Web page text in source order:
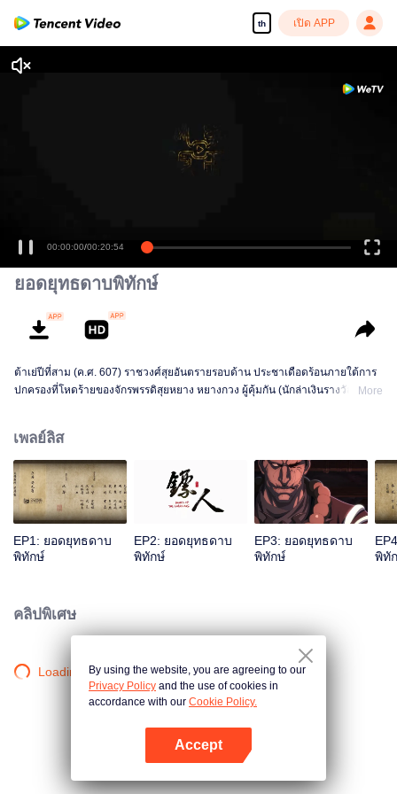
th เปิด APP
00:00:00/00:20:54
ยอดยุทธดาบพิทักษ์
ต้าเย่ปีที่สาม (ค.ศ. 607) ราชวงศ์สุยอันตรายรอบด้าน ประชาเดือดร้อนภายใต้การ
ปกครองที่โหดร้ายของจักรพรรดิสุยหยาง หยางกวง ผู้คุ้มกัน (นักล่าเงินรางวัล) “เตา
มุ่งล้มล้างราชวงศ์สุย เพื่อกำจัดจือซื่อหลาง ราชสำนักจงหยวนทำข้อตกลงกับห้า
ตระกูลชาวหูนอกด่าน แต่การลอบสังหารไม่ใช่เป้าหมายที่แท้จริง การเดินทางที่ส่ง
ผลต่อชะตากรรมใต้หล้าเริ่มต้นขึ้นที่นี่...
More
เพลย์ลิส
EP1: ยอดยุทธดาบ
พิทักษ์
EP2: ยอดยุทธดาบ
พิทักษ์
EP3: ยอดยุทธดาบ
พิทักษ์
พิทั
คลิปพิเศษ
Loading…By using the website, you are agreeing to our
Privacy Policy and the use of cookies in
accordance with our Cookie Policy.
Accept